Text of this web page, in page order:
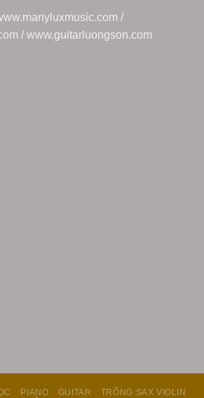
/
/ www.guitarluongson.com
PIANO GUITAR
TRỐNG SAX VIOLIN